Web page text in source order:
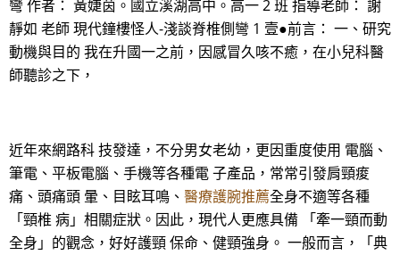
彎 作者： 黃婕茵。國立溪湖高中。高一 2 班 指導老師： 謝
靜如 老師 現代鐘樓怪人-淺談脊椎側彎 1 壹●前言： 一、研究
動機與目的 我在升國一之前，因感冒久咳不癒，在小兒科醫
師聽診之下，
近年來網路科 技發達，不分男女老幼，更因重度使用 電腦、
筆電、平板電腦、手機等各種電 子產品，常常引發肩頸痠
痛、頭痛頭 暈、目眩耳鳴、 醫療護腕推薦全身不適等各種
「頸椎 病」相關症狀。因此，現代人更應具備 「牽一頸而動
全身」的觀念，好好護頸 保命、健頸強身。 一般而言，「典